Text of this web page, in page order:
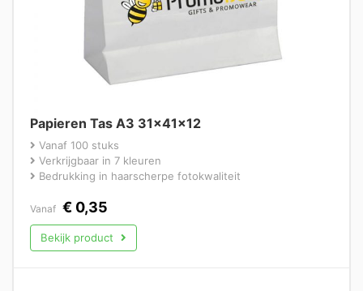
Papieren Tas A3 31x41x12
Vanaf 100 stuks
Verkrijgbaar in 7 kleuren
Bedrukking in haarscherpe fotokwaliteit
Vanaf € 0,35
Bekijk product